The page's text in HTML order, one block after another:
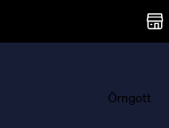
Örngott